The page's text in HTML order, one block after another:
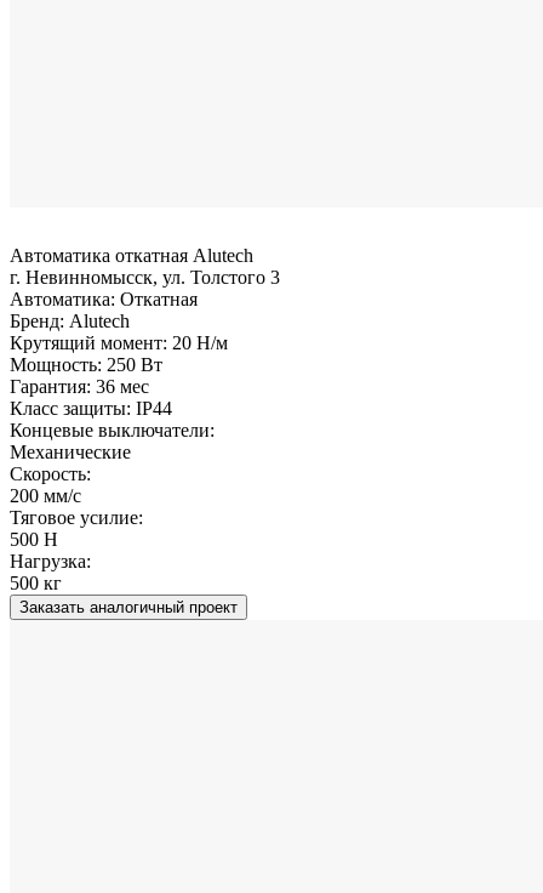
Автоматика откатная Alutech
г. Невинномысск, ул. Толстого 3
Автоматика: Откатная
Бренд: Alutech
Крутящий момент: 20 Н/м
Мощность: 250 Вт
Гарантия: 36 мес
Класс защиты: IP44
Концевые выключатели:
Механические
Скорость:
200 мм/с
Тяговое усилие:
500 Н
Нагрузка:
500 кг
Заказать аналогичный проект